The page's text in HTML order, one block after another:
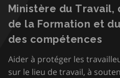
Ministère du Travail,
de la Formation et
des compétences
Aider à protéger les
sur le lieu de travail, à